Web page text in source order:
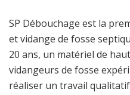
SP Débouchage est la
et vidange de fosse
20 ans, un matériel de
vidangeurs de fosse
réaliser un travail